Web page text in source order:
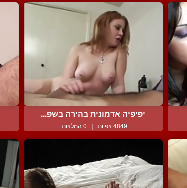
יפיפיה אדמונית בהירה בשפ...
4849 צפיות | 0 המלצות